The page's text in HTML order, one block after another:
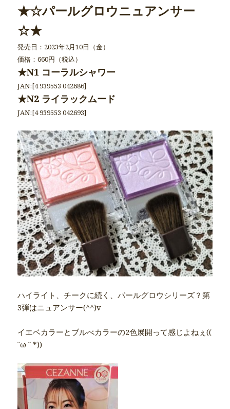
★☆パールグロウニュアンサー
☆★
発売日：2023年2月10日（金）
価格：660円（税込）
★N1 コーラルシャワー
JAN:[4 939553 042686]
★N2 ライラックムード
JAN:[4 939553 042693]
ハイライト、チークに続く、パールグロウシリーズ？第
3弾はニュアンサー(^^)v
イエベカラーとブルべカラーの2色展開って感じよねぇ((
˘ω ˘ *))